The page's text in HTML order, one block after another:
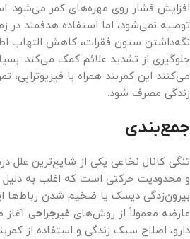
افزایش فشار روی مهره‌های کمر می‌شود.
توصیه نمی‌شود، اما استفاده هدفمند در
نگه‌داشتن ستون فقرات، کاهش التهاب
جلوگیری از تشدید علائم کمک می‌کند.
می‌کنند این کمربند همراه با
زندگی مصرف شود.
جمع‌بندی
تنگی کانال نخاعی یکی از شایع‌ترین علل
و محدودیت حرکتی است که اغلب به
بیرون‌زدگی دیسک یا ضخیم شدن رباط‌ها
عارضه معمولاً از روش‌های غیرجراحی آغاز
دارو، اصلاح سبک زندگی و استفاده از